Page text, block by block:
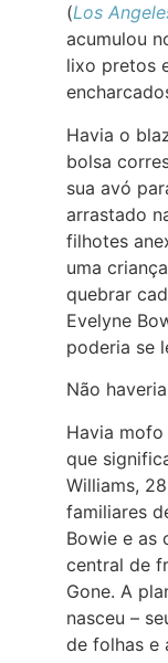
(Los
acumulou
lixo pretos
Havia o
bolsa
sua avó
arrastado
filhotes
uma
quebrar
Evelyne
poderia se
Não
Havia
que
Williams,
familiares
Bowie e as
central de
Gone. A
nasceu –
de folhas e